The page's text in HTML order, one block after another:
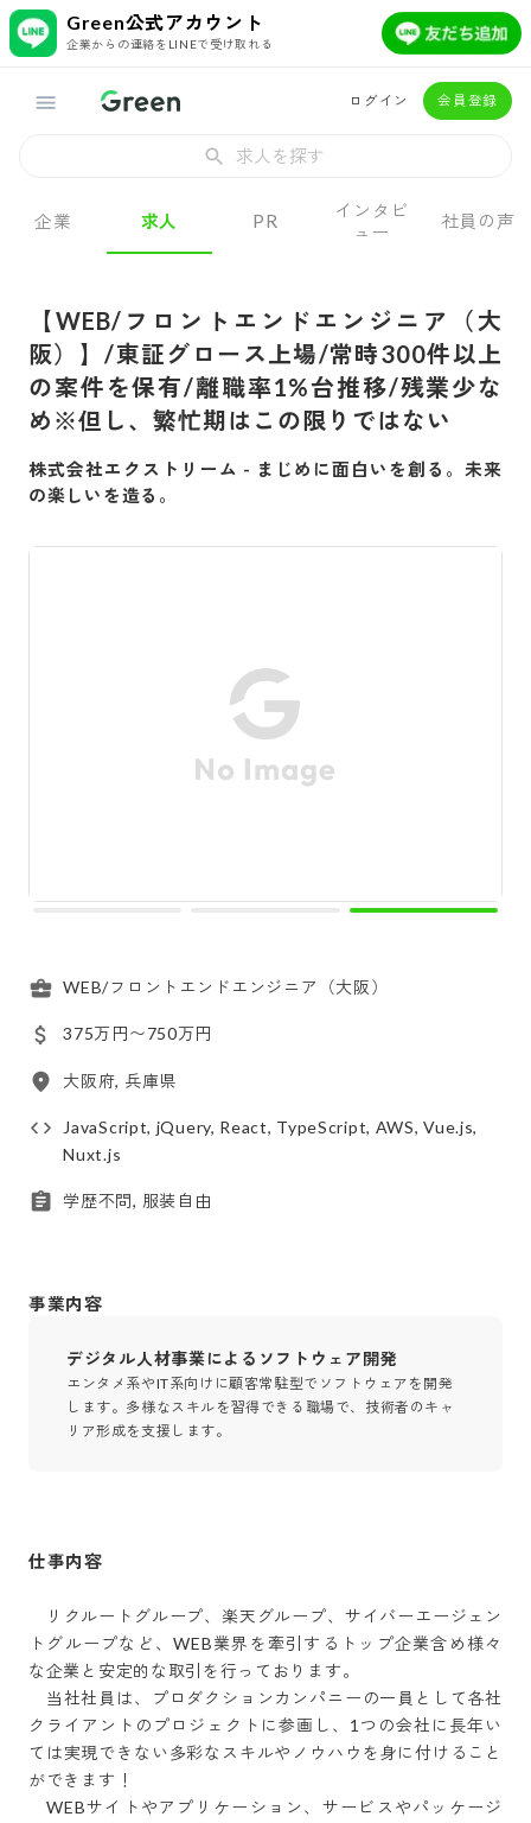
Green公式アカウント
企業からの連絡をLINEで受け取れる
ログイン 会員登録
求人を探す
企業 求人 PR
インタビ
ュー
社員の声
【WEB/フロントエンドエンジニア（大
阪）】/東証グロース上場/常時300件以上
の案件を保有/離職率1%台推移/残業少な
め※但し、繁忙期はこの限りではない
株式会社エクストリーム - まじめに面白いを創る。未来
の楽しいを造る。
WEB/フロントエンドエンジニア（大阪）
375万円〜750万円
大阪府, 兵庫県
JavaScript, jQuery, React, TypeScript, AWS, Vue.js,
Nuxt.js
学歴不問, 服装自由
事業内容
デジタル人材事業によるソフトウェア開発
エンタメ系やIT系向けに顧客常駐型でソフトウェアを開発
します。多様なスキルを習得できる職場で、技術者のキャ
リア形成を支援します。
仕事内容
リクルートグループ、楽天グループ、サイバーエージェン
トグループなど、WEB業界を牽引するトップ企業含め様々
な企業と安定的な取引を行っております。
当社社員は、プロダクションカンパニーの一員として各社
クライアントのプロジェクトに参画し、1つの会社に長年い
ては実現できない多彩なスキルやノウハウを身に付けること
ができます！
WEBサイトやアプリケーション、サービスやパッケージ